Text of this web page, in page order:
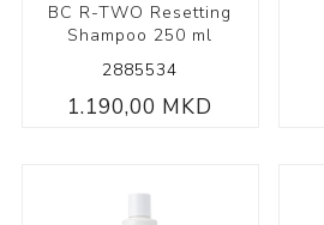
BC R-TWO Resetting
Shampoo 250 ml
2885534
1.190,00 MKD